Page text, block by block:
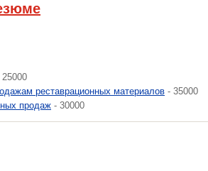
25000
реставрационных материалов - 35000
продаж - 30000